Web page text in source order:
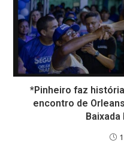
*Pinheiro faz
encontro de